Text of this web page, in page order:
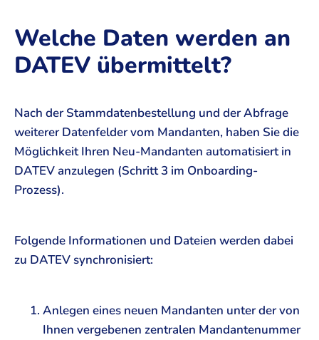
Welche Daten werden an
DATEV übermittelt?
Nach der Stammdatenbestellung und der Abfrage
weiterer Datenfelder vom Mandanten, haben Sie die
Möglichkeit Ihren Neu-Mandanten automatisiert in
DATEV anzulegen (Schritt 3 im Onboarding-
Prozess).
Folgende Informationen und Dateien werden dabei
zu DATEV synchronisiert:
Anlegen eines neuen Mandanten unter der von
Ihnen vergebenen zentralen Mandantenummer